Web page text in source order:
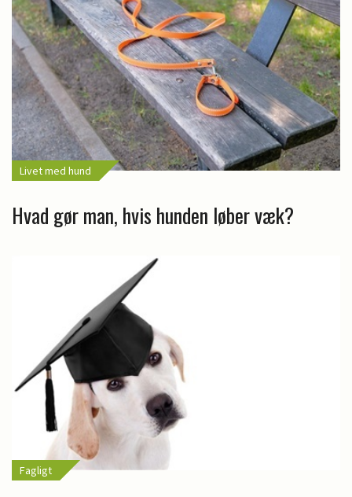
Livet med hund
Hvad gør man, hvis hunden løber væk?
Fagligt